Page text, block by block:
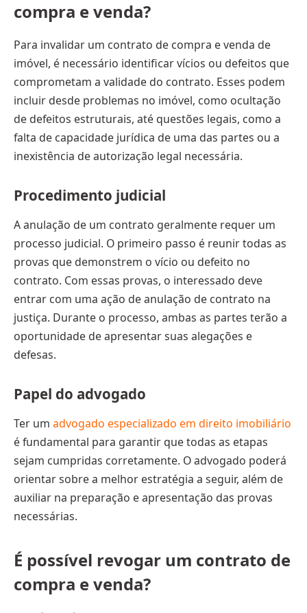
compra e venda?
Para invalidar um contrato de compra e venda de
imóvel, é necessário identificar vícios ou defeitos que
comprometam a validade do contrato. Esses podem
incluir desde problemas no imóvel, como ocultação
de defeitos estruturais, até questões legais, como a
falta de capacidade jurídica de uma das partes ou a
inexistência de autorização legal necessária.
Procedimento judicial
A anulação de um contrato geralmente requer um
processo judicial. O primeiro passo é reunir todas as
provas que demonstrem o vício ou defeito no
contrato. Com essas provas, o interessado deve
entrar com uma ação de anulação de contrato na
justiça. Durante o processo, ambas as partes terão a
oportunidade de apresentar suas alegações e
defesas.
Papel do advogado
Ter um advogado especializado em direito imobiliário
é fundamental para garantir que todas as etapas
sejam cumpridas corretamente. O advogado poderá
orientar sobre a melhor estratégia a seguir, além de
auxiliar na preparação e apresentação das provas
necessárias.
É possível revogar um contrato de
compra e venda?